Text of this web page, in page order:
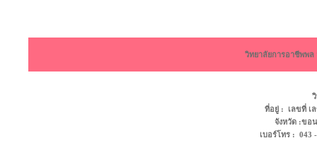
วิทยาลัยการอาชีพพ
ที่อยู่ : เลขที่ เ
จังหวัด :ข
เบอร์โทร :